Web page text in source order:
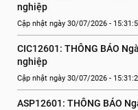
nghiệp
Cập nhật ngày 30/07/2026 -
CIC12601: THÔNG BÁO
nghiệp
Cập nhật ngày 30/07/2026 -
ASP12601: THÔNG BÁO